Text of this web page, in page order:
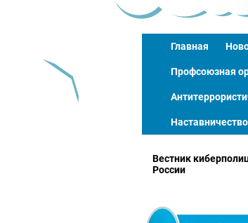
Главная
Профсоюзная
Наставничество
Вестник
России